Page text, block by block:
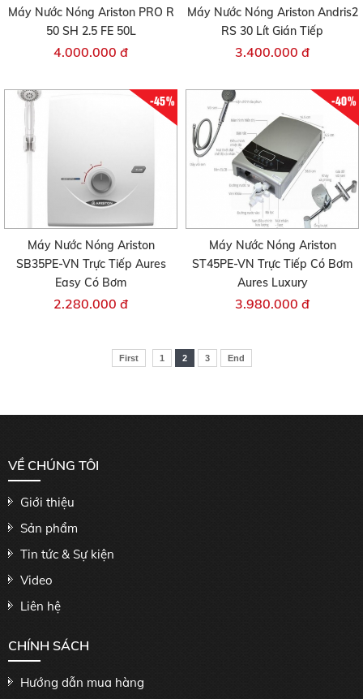
Máy Nước Nóng Ariston PRO R
50 SH 2.5 FE 50L
4.000.000 đ
Máy Nước Nóng Ariston Andris2
RS 30 Lít Gián Tiếp
3.400.000 đ
-45%
Máy Nước Nóng Ariston
SB35PE-VN Trực Tiếp Aures
Easy Có Bơm
2.280.000 đ
-40%
Máy Nước Nóng Ariston
ST45PE-VN Trực Tiếp Có Bơm
Aures Luxury
3.980.000 đ
First 1 2 3 End
VỀ CHÚNG TÔI
Giới thiệu
Sản phẩm
Tin tức & Sự kiện
Video
Liên hệ
CHÍNH SÁCH
Hướng dẫn mua hàng